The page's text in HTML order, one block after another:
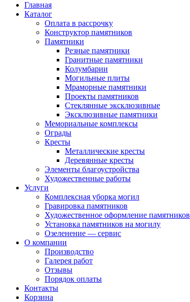
Главная
Каталог
Оплата в рассрочку
Конструктор памятников
Памятники
Резные памятники
Гранитные памятники
Колумбарии
Могильные плиты
Мраморные памятники
Проекты памятников
Стеклянные эксклюзивные
Эксклюзивные памятники
Мемориальные комплексы
Ограды
Кресты
Металлические кресты
Деревянные кресты
Элементы благоустройства
Художественные работы
Услуги
Комплексная уборка могил
Гравировка памятников
Художественное оформление памятников
Установка памятников на могилу
Озеленение — сервис
О компании
Производство
Галерея работ
Отзывы
Порядок оплаты
Контакты
Корзина